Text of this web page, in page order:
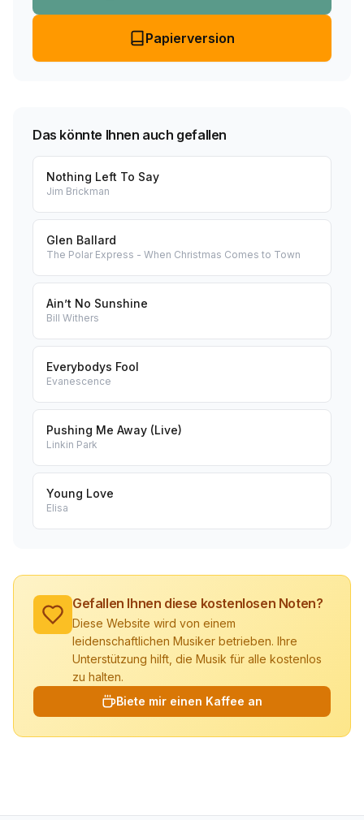
Papierversion
Das könnte Ihnen auch gefallen
Nothing Left To Say
Jim Brickman
Glen Ballard
The Polar Express - When Christmas Comes to Town
Ain’t No Sunshine
Bill Withers
Everybodys Fool
Evanescence
Pushing Me Away (Live)
Linkin Park
Young Love
Elisa
Gefallen Ihnen diese kostenlosen Noten?
Diese Website wird von einem
leidenschaftlichen Musiker betrieben. Ihre
Unterstützung hilft, die Musik für alle kostenlos
zu halten.
Biete mir einen Kaffee an